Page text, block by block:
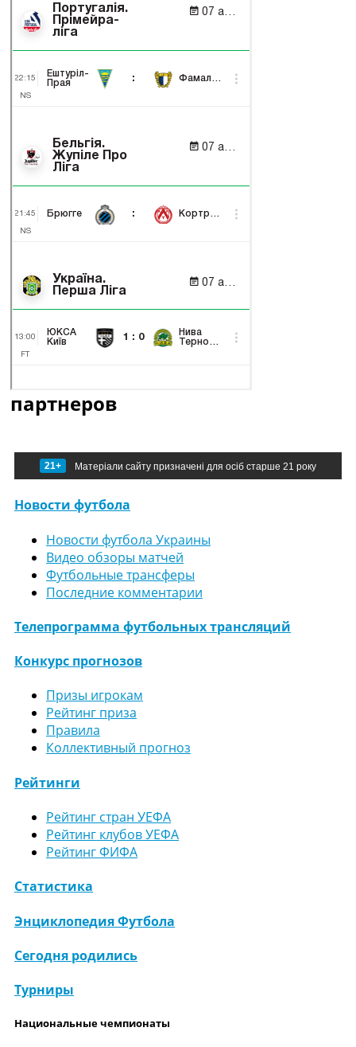
партнеров
21+ Матеріали сайту призначені для осіб старше 21 року
Новости футбола
Новости футбола Украины
Видео обзоры матчей
Футбольные трансферы
Последние комментарии
Телепрограмма футбольных трансляций
Конкурс прогнозов
Призы игрокам
Рейтинг приза
Правила
Коллективный прогноз
Рейтинги
Рейтинг стран УЕФА
Рейтинг клубов УЕФА
Рейтинг ФИФА
Статистика
Энциклопедия Футбола
Сегодня родились
Турниры
Национальные чемпионаты